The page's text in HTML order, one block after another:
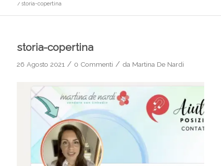
/ storia-copertina
storia-copertina
26 Agosto 2021 / 0 Commenti / da Martina De Nardi